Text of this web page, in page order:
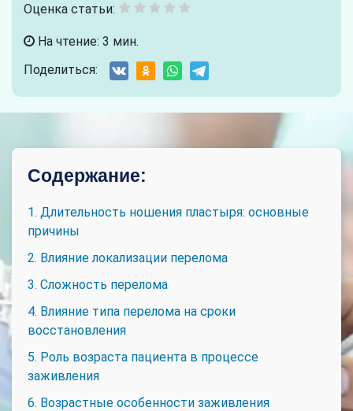
Оценка статьи:
На чтение: 3 мин.
Поделиться:
Содержание:
1. Длительность ношения пластыря: основные
причины
2. Влияние локализации перелома
3. Сложность перелома
4. Влияние типа перелома на сроки
восстановления
5. Роль возраста пациента в процессе
заживления
6. Возрастные особенности заживления